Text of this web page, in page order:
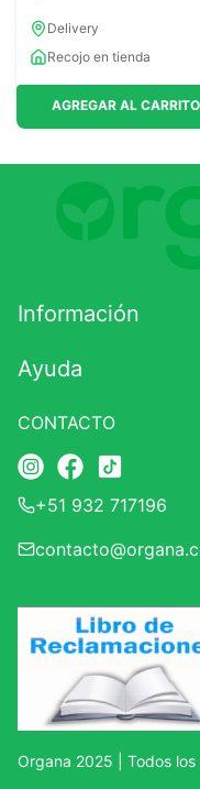
Delivery
Recojo en tienda
AGREGAR AL CARRITO
Información
Ayuda
CONTACTO
+51 932 717196
Organa 2025 | Todos